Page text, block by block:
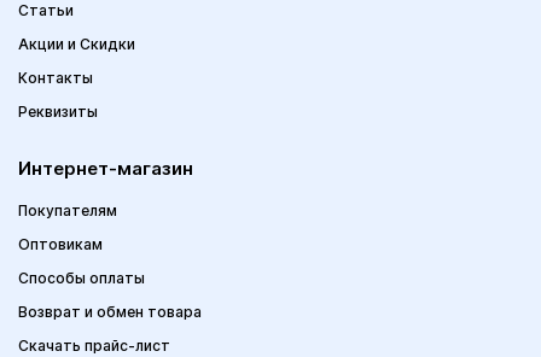
Статьи
Акции и Скидки
Контакты
Реквизиты
Интернет-магазин
Покупателям
Оптовикам
Способы оплаты
Возврат и обмен товара
Скачать прайс-лист